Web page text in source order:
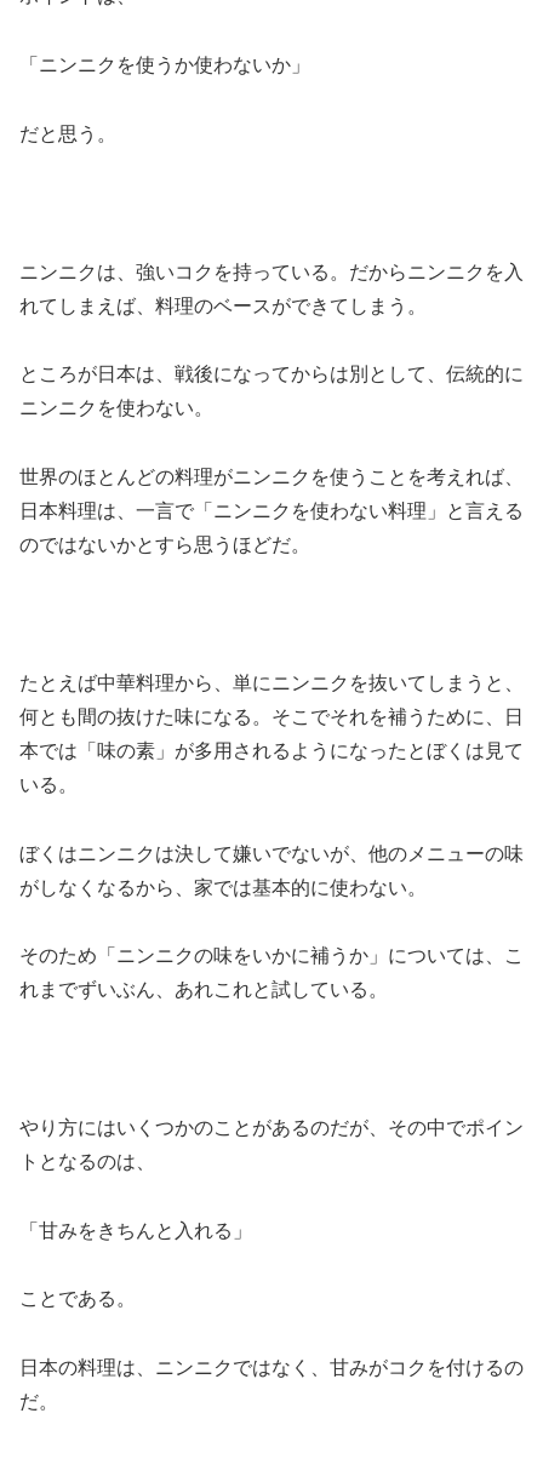
「ニンニクを使うか使わないか」
だと思う。
ニンニクは、強いコクを持っている。だからニンニクを入
れてしまえば、料理のベースができてしまう。
ところが日本は、戦後になってからは別として、伝統的に
ニンニクを使わない。
世界のほとんどの料理がニンニクを使うことを考えれば、
日本料理は、一言で「ニンニクを使わない料理」と言える
のではないかとすら思うほどだ。
たとえば中華料理から、単にニンニクを抜いてしまうと、
何とも間の抜けた味になる。そこでそれを補うために、日
本では「味の素」が多用されるようになったとぼくは見て
いる。
ぼくはニンニクは決して嫌いでないが、他のメニューの味
がしなくなるから、家では基本的に使わない。
そのため「ニンニクの味をいかに補うか」については、こ
れまでずいぶん、あれこれと試している。
やり方にはいくつかのことがあるのだが、その中でポイン
トとなるのは、
「甘みをきちんと入れる」
ことである。
日本の料理は、ニンニクではなく、甘みがコクを付けるの
だ。